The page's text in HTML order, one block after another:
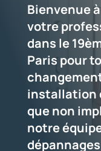
Bienvenue
votre
dans le
Paris pour
installation
que non
notre